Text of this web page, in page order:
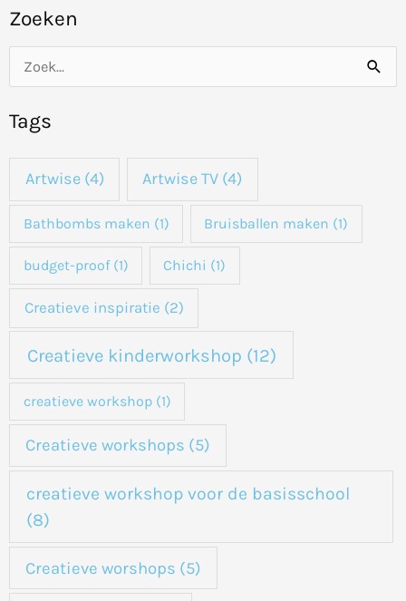
Zoeken
e
k
a
Tags
Artwise(4) Artwise TV (4)
Bathbombs maken (1) Bruisballen maken (1)
budget-proof(1) Chichi (1)
Creatieve inspiratie (2)
Creatieve kinderworkshop (12)
creatieve workshop(1)
Creatieve workshops (5)
creatieve workshop voor de basisschool
(8)
Creatieve worshops (5)